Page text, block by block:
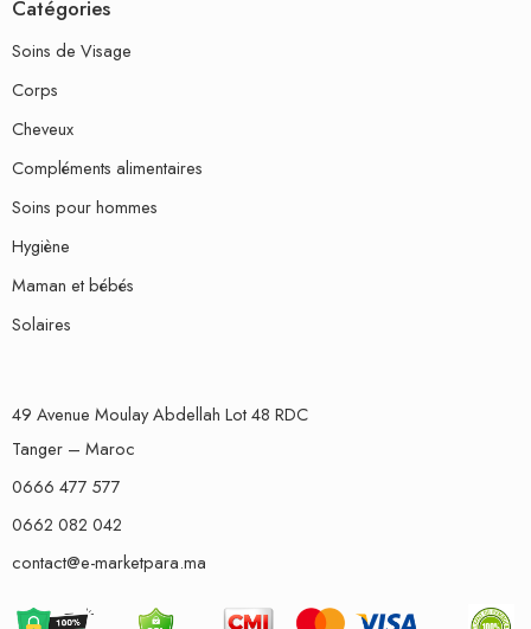
Catégories
Soins de Visage
Corps
Cheveux
Compléments alimentaires
Soins pour hommes
Hygiène
Maman et bébés
Solaires
49 Avenue Moulay Abdellah Lot 48 RDC
Tanger – Maroc
0666 477 577
0662 082 042
contact@e-marketpara.ma